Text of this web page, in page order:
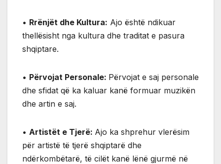
• Rrënjët dhe Kultura: Ajo është ndikuar
thellësisht nga kultura dhe traditat e pasura
shqiptare.
• Përvojat Personale: Përvojat e saj personale
dhe sfidat që ka kaluar kanë formuar muzikën
dhe artin e saj.
• Artistët e Tjerë: Ajo ka shprehur vlerësim
për artistë të tjerë shqiptarë dhe
ndërkombëtarë, të cilët kanë lënë gjurmë në